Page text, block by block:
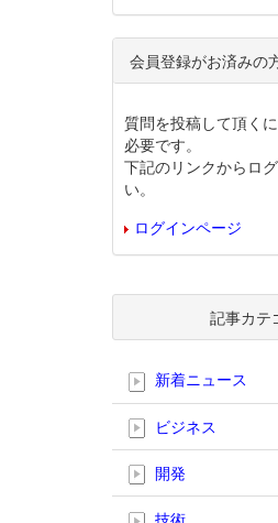
会員登録がお済みの
質問を投稿して頂く
必要です。
下記のリンクからロ
い。
ログインページ
記事カテ
新着ニュース
ビジネス
開発